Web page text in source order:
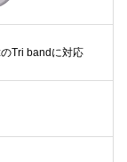
Tri bandに対応